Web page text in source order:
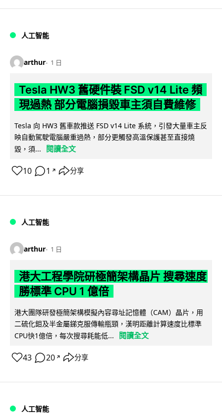
人工智能
arthur 1 日
Tesla HW3 舊硬件裝 FSD v14 Lite 頻
現過熱 部分電腦損毀車主須自費維修
Tesla 向 HW3 舊車款推送 FSD v14 Lite 系統，引發大量車主反
映自動駕駛電腦嚴重過熱，部分更觸發高溫保護甚至直接燒
毀，須...
閱讀全文
10 1 ↗ 分享
人工智能
arthur 1 日
港大工程學院研極簡架構晶片 搜尋速度
勝標準 CPU 1 億倍
港大團隊研發極簡架構模擬內容尋址記憶體（CAM）晶片，用
二硫化鉬及半金屬銻克服傳輸瓶頸，漢明距離計算速度比標準
CPU快1億倍，每次搜尋耗能低...
閱讀全文
43 20 ↗ 分享
人工智能